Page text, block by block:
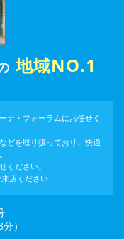
地域NO.1
ナ・フォーラムにお任せく
どを取り扱っており、快適
ください。
店ください！
）